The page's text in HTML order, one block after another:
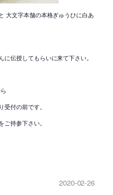
大文字本舗の本格ぎゅうひに白あ
伝授してもらいに来て下さい。
付の前です。
持参下さい。
2020-02-26